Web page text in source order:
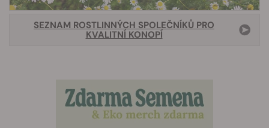
SEZNAM ROSTLINNÝCH SPOLEČNÍKŮ PRO
KVALITNÍ KONOPÍ